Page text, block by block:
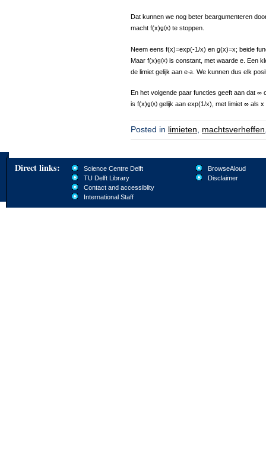
Dat kunnen we nog beter beargumenteren
macht f(x)g(x) te stoppen.
Neem eens f(x)=exp(-1/x) en g(x)=x; beide
Maar f(x)g(x) is constant, met waarde e. Een
de limiet gelijk aan e-a . We kunnen dus elk
En het volgende paar functies geeft aan dat
is f(x)g(x) gelijk aan exp(1/x), met limiet ∞ als
Posted in limieten machtsverheffen
Direct links:
Science Centre Delft
TU Delft Library
Contact and accessiblity
International Staff
BrowseAloud
Disclaimer